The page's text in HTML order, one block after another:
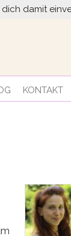
KONTAKT
damit